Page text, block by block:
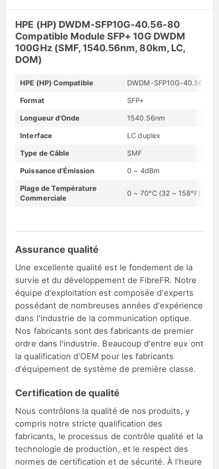
HPE (HP) DWDM-SFP10G-40.56-80
Compatible Module SFP+ 10G DWDM
100GHz (SMF, 1540.56nm, 80km, LC,
DOM)
HPE (HP) Compatible DWDM-SFP10G-40.56-80
Format SFP+
Longueur d'Onde 1540.56nm
Interface LC duplex
Type de Câble SMF
Puissance d'Émission 0 ~ 4dBm
Plage de Température
Commerciale
0 ~ 70°C (32 ~ 158°F)
Assurance qualité
Une excellente qualité est le fondement de la
survie et du développement de FibreFR. Notre
équipe d'exploitation est composée d'experts
possédant de nombreuses années d'expérience
dans l'industrie de la communication optique.
Nos fabricants sont des fabricants de premier
ordre dans l'industrie. Beaucoup d'entre eux ont
la qualification d'OEM pour les fabricants
d'équipement de système de première classe.
Certification de qualité
Nous contrôlons la qualité de nos produits, y
compris notre stricte qualification des
fabricants, le processus de contrôle qualité et la
technologie de production, et le respect des
normes de certification et de sécurité. À l'heure